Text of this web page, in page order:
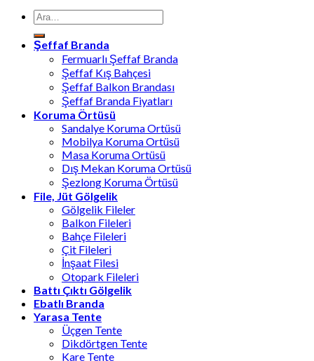
Ara:
Şeffaf Branda
Fermuarlı Şeffaf Branda
Şeffaf Kış Bahçesi
Şeffaf Balkon Brandası
Şeffaf Branda Fiyatları
Koruma Örtüsü
Sandalye Koruma Ortüsü
Mobilya Koruma Ortüsü
Masa Koruma Ortüsü
Dış Mekan Koruma Ortüsü
Şezlong Koruma Örtüsü
File, Jüt Gölgelik
Gölgelik Fileler
Balkon Fileleri
Bahçe Fileleri
Çit Fileleri
İnşaat Filesi
Otopark Fileleri
Battı Çıktı Gölgelik
Ebatlı Branda
Yarasa Tente
Üçgen Tente
Dikdörtgen Tente
Kare Tente